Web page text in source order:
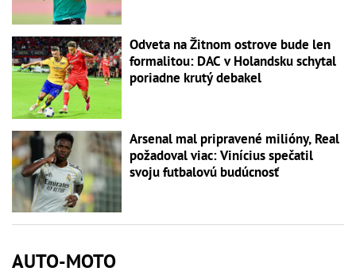
Odveta na Žitnom ostrove bude len
formalitou: DAC v Holandsku schytal
poriadne krutý debakel
Arsenal mal pripravené milióny, Real
požadoval viac: Vinícius spečatil
svoju futbalovú budúcnosť
AUTO-MOTO